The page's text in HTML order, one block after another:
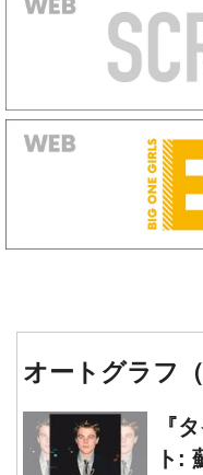
オートグラフ
『
ト: